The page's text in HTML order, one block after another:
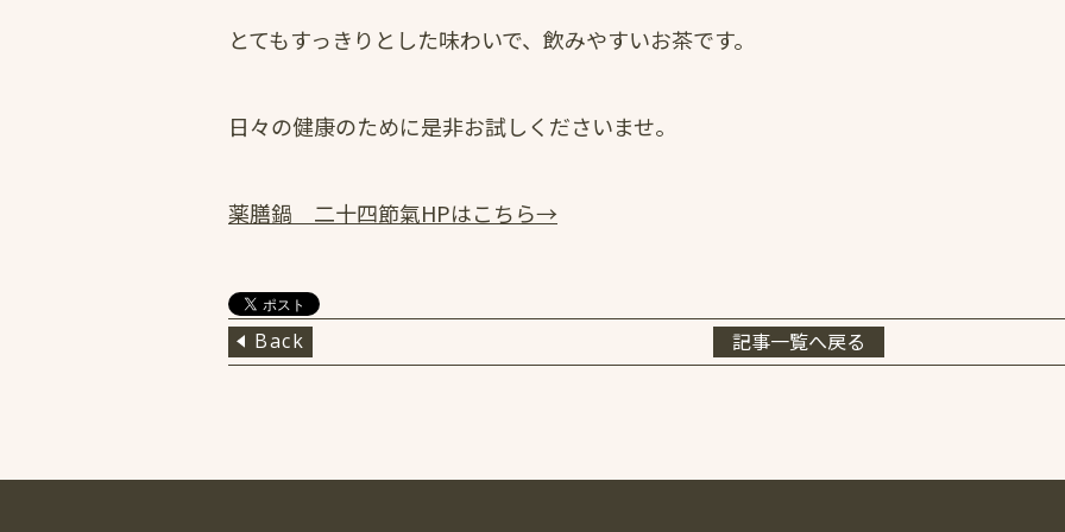
とてもすっきりとした味わいで、飲みやすいお茶です。
日々の健康のために是非お試しくださいませ。
薬膳鍋 二十四節氣HPはこちら→
Back 記事一覧へ戻る